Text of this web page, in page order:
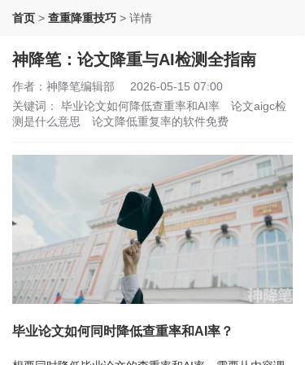
首页 > 查重降重技巧 > 详情
神降笔：论文降重与AI检测全指南
作者：神降笔编辑部
2026-05-15 07:00
关键词： 毕业论文如何降低查重率和AI率
论文aigc检
测是什么意思
论文降低重复率的软件免费
毕业论文如何同时降低查重率和AI率？